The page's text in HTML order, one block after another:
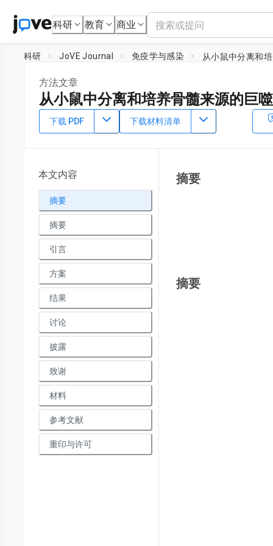
科研 教育 商业
科研 JoVE Journal 免疫学与感染 从小鼠中分离和
方法文章
从小鼠中分离和培养骨髓来源的巨
DOI： 10.3791/64566 ⸱ 2023年6月23日
Ricardo Gonçalves1,Gabriela Kaliff Teófilo Murta
Department of General Pathology, Institute of Biological
Department of Cell Biology and Molecular
Maryland
下载 PDF 下载材料清单
本文内容
摘要
摘要
引言
方案
结果
讨论
披露
致谢
材料
参考文献
重印与许可
摘要
摘要